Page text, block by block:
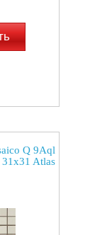
Q 9Aql
31x31 Atlas